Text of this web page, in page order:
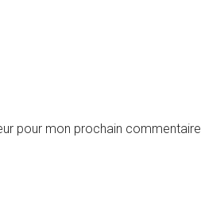
pour mon prochain commentaire.